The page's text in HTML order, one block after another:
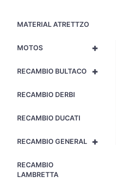
MATERIAL ATRETTZO
+
MOTOS
+
RECAMBIO BULTACO
RECAMBIO DERBI
RECAMBIO DUCATI
+
RECAMBIO GENERAL
RECAMBIO
LAMBRETTA